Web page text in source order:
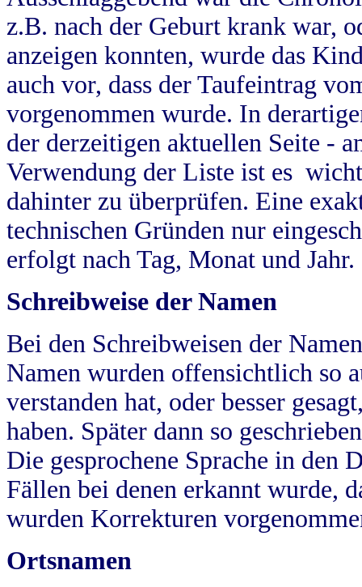
z.B. nach der Geburt krank war,
anzeigen konnten, wurde das
auch vor, dass der Taufeintrag
vorgenommen wurde. In
der derzeitigen aktuellen Seite -
Verwendung der Liste ist es
dahinter zu überprüfen. Eine
technischen Gründen nur
erfolgt nach Tag, Monat und Jahr.
Schreibweise der Namen
Bei den Schreibweisen der
Namen wurden offensichtlich so
verstanden hat, oder besser
haben. Später dann so
Die gesprochene Sprache in
Fällen bei denen erkannt wurde,
wurden Korrekturen
Ortsnamen